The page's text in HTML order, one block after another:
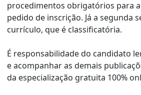
procedimentos obrigatórios para
pedido de inscrição. Já a segunda
currículo, que é classificatória.
É responsabilidade do candidato
e acompanhar as demais
da especialização gratuita 100%